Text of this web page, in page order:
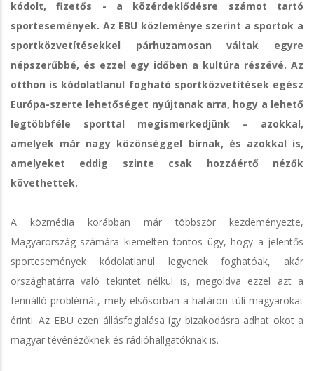
kódolt, fizetős - a közérdeklődésre számot tartó
sportesemények. Az EBU közleménye szerint a sportok a
sportközvetítésekkel párhuzamosan váltak egyre
népszerűbbé, és ezzel egy időben a kultúra részévé. Az
otthon is kódolatlanul fogható sportközvetítések egész
Európa-szerte lehetőséget nyújtanak arra, hogy a lehető
legtöbbféle sporttal megismerkedjünk – azokkal,
amelyek már nagy közönséggel bírnak, és azokkal is,
amelyeket eddig szinte csak hozzáértő nézők
követhettek.
A közmédia korábban már többször kezdeményezte,
Magyarország számára kiemelten fontos ügy, hogy a jelentős
sportesemények kódolatlanul legyenek foghatóak, akár
országhatárra való tekintet nélkül is, megoldva ezzel azt a
fennálló problémát, mely elsősorban a határon túli magyarokat
érinti. Az EBU ezen állásfoglalása így bizakodásra adhat okot a
magyar tévénézőknek és rádióhallgatóknak is.